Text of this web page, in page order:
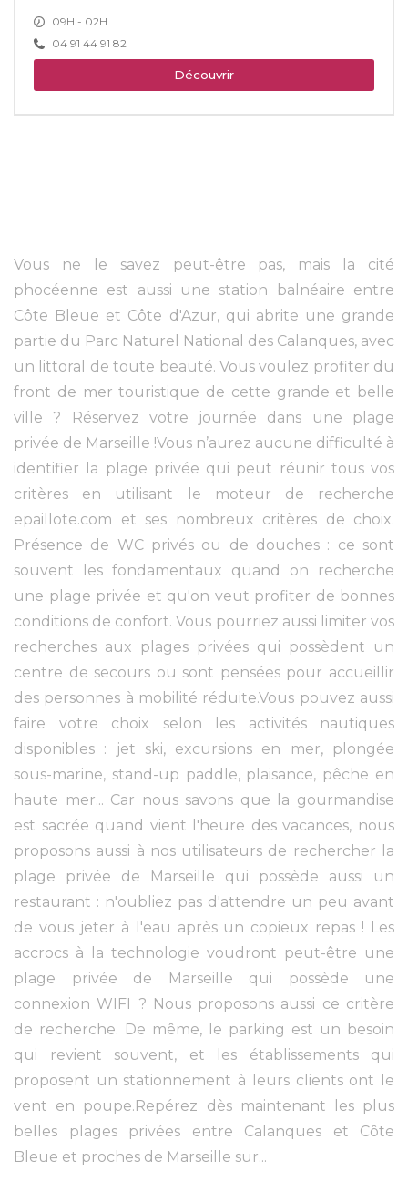
09H - 02H
04 91 44 91 82
Découvrir
Vous ne le savez peut-être pas, mais la cité
phocéenne est aussi une station balnéaire entre
Côte Bleue et Côte d'Azur, qui abrite une grande
partie du Parc Naturel National des Calanques, avec
un littoral de toute beauté. Vous voulez profiter du
front de mer touristique de cette grande et belle
ville ? Réservez votre journée dans une plage
privée de Marseille !Vous n’aurez aucune difficulté à
identifier la plage privée qui peut réunir tous vos
critères en utilisant le moteur de recherche
epaillote.com et ses nombreux critères de choix.
Présence de WC privés ou de douches : ce sont
souvent les fondamentaux quand on recherche
une plage privée et qu'on veut profiter de bonnes
conditions de confort. Vous pourriez aussi limiter vos
recherches aux plages privées qui possèdent un
centre de secours ou sont pensées pour accueillir
des personnes à mobilité réduite.Vous pouvez aussi
faire votre choix selon les activités nautiques
disponibles : jet ski, excursions en mer, plongée
sous-marine, stand-up paddle, plaisance, pêche en
haute mer... Car nous savons que la gourmandise
est sacrée quand vient l'heure des vacances, nous
proposons aussi à nos utilisateurs de rechercher la
plage privée de Marseille qui possède aussi un
restaurant : n'oubliez pas d'attendre un peu avant
de vous jeter à l'eau après un copieux repas ! Les
accrocs à la technologie voudront peut-être une
plage privée de Marseille qui possède une
connexion WIFI ? Nous proposons aussi ce critère
de recherche. De même, le parking est un besoin
qui revient souvent, et les établissements qui
proposent un stationnement à leurs clients ont le
vent en poupe.Repérez dès maintenant les plus
belles plages privées entre Calanques et Côte
Bleue et proches de Marseille sur...